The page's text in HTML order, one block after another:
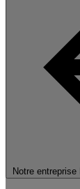
Notre entreprise